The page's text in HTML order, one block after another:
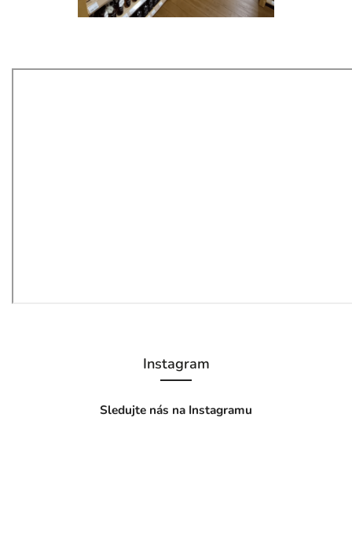
Instagram
Sledujte nás na Instagramu